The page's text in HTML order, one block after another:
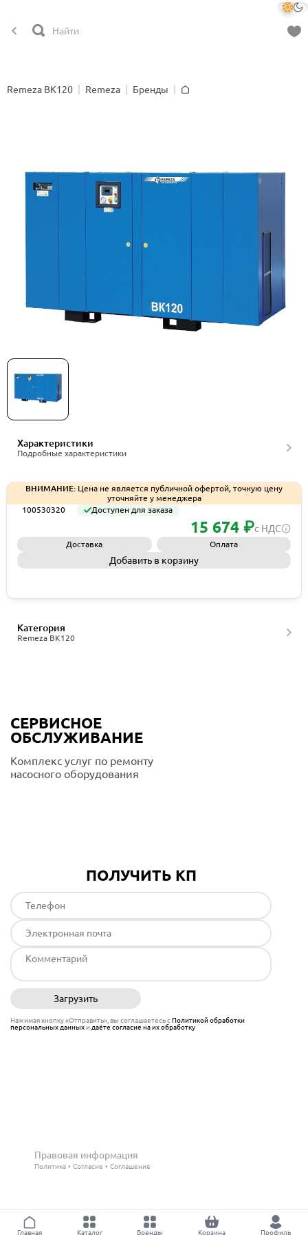
Remeza ВК120 Remeza
Бренды
Винтовой компрессор без ресивера Remeza
Характеристики
Подробные характеристики
ВНИМАНИЕ: Цена не является публичной офертой, точную цену
уточняйте у менеджера
100530320
Доступен для заказа
15 674 ₽с НДС
Доставка Оплата
Добавить в корзину
Remeza ВК120
Категория
СЕРВИСНОЕ
ОБСЛУЖИВАНИЕ
Комплекс услуг по ремонту
насосного оборудования
ПОЛУЧИТЬ КП
Загрузить
Нажимая кнопку «Отправить», вы соглашаетесь сПолитикой обработки
персональных данныхи даёте согласие на их обработку
Правовая информация
Политика Согласие Соглашение
Главная Каталог Бренды Корзина Профиль